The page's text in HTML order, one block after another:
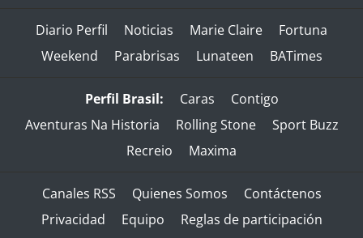
Diario Perfil Noticias Marie Claire
Fortuna
Weekend
Parabrisas Lunateen BATimes
Perfil Brasil: Caras
Contigo
Aventuras Na Historia
Rolling Stone
Sport Buzz
Recreio
Maxima
Canales RSS Quienes Somos
Contáctenos
Privacidad
Equipo
Reglas de participación